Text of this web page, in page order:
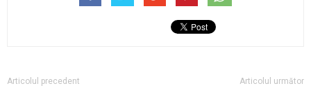
Articolul precedent Articolul următor